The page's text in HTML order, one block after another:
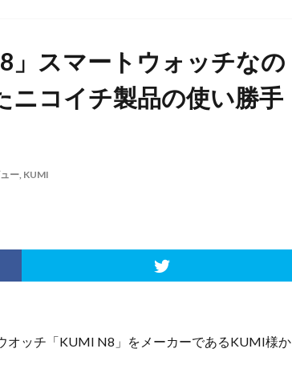
」スマートウォッチなの
ニコイチ製品の使い勝手
ー, KUMI
オッチ「KUMI N8」をメーカーであるKUMI様か